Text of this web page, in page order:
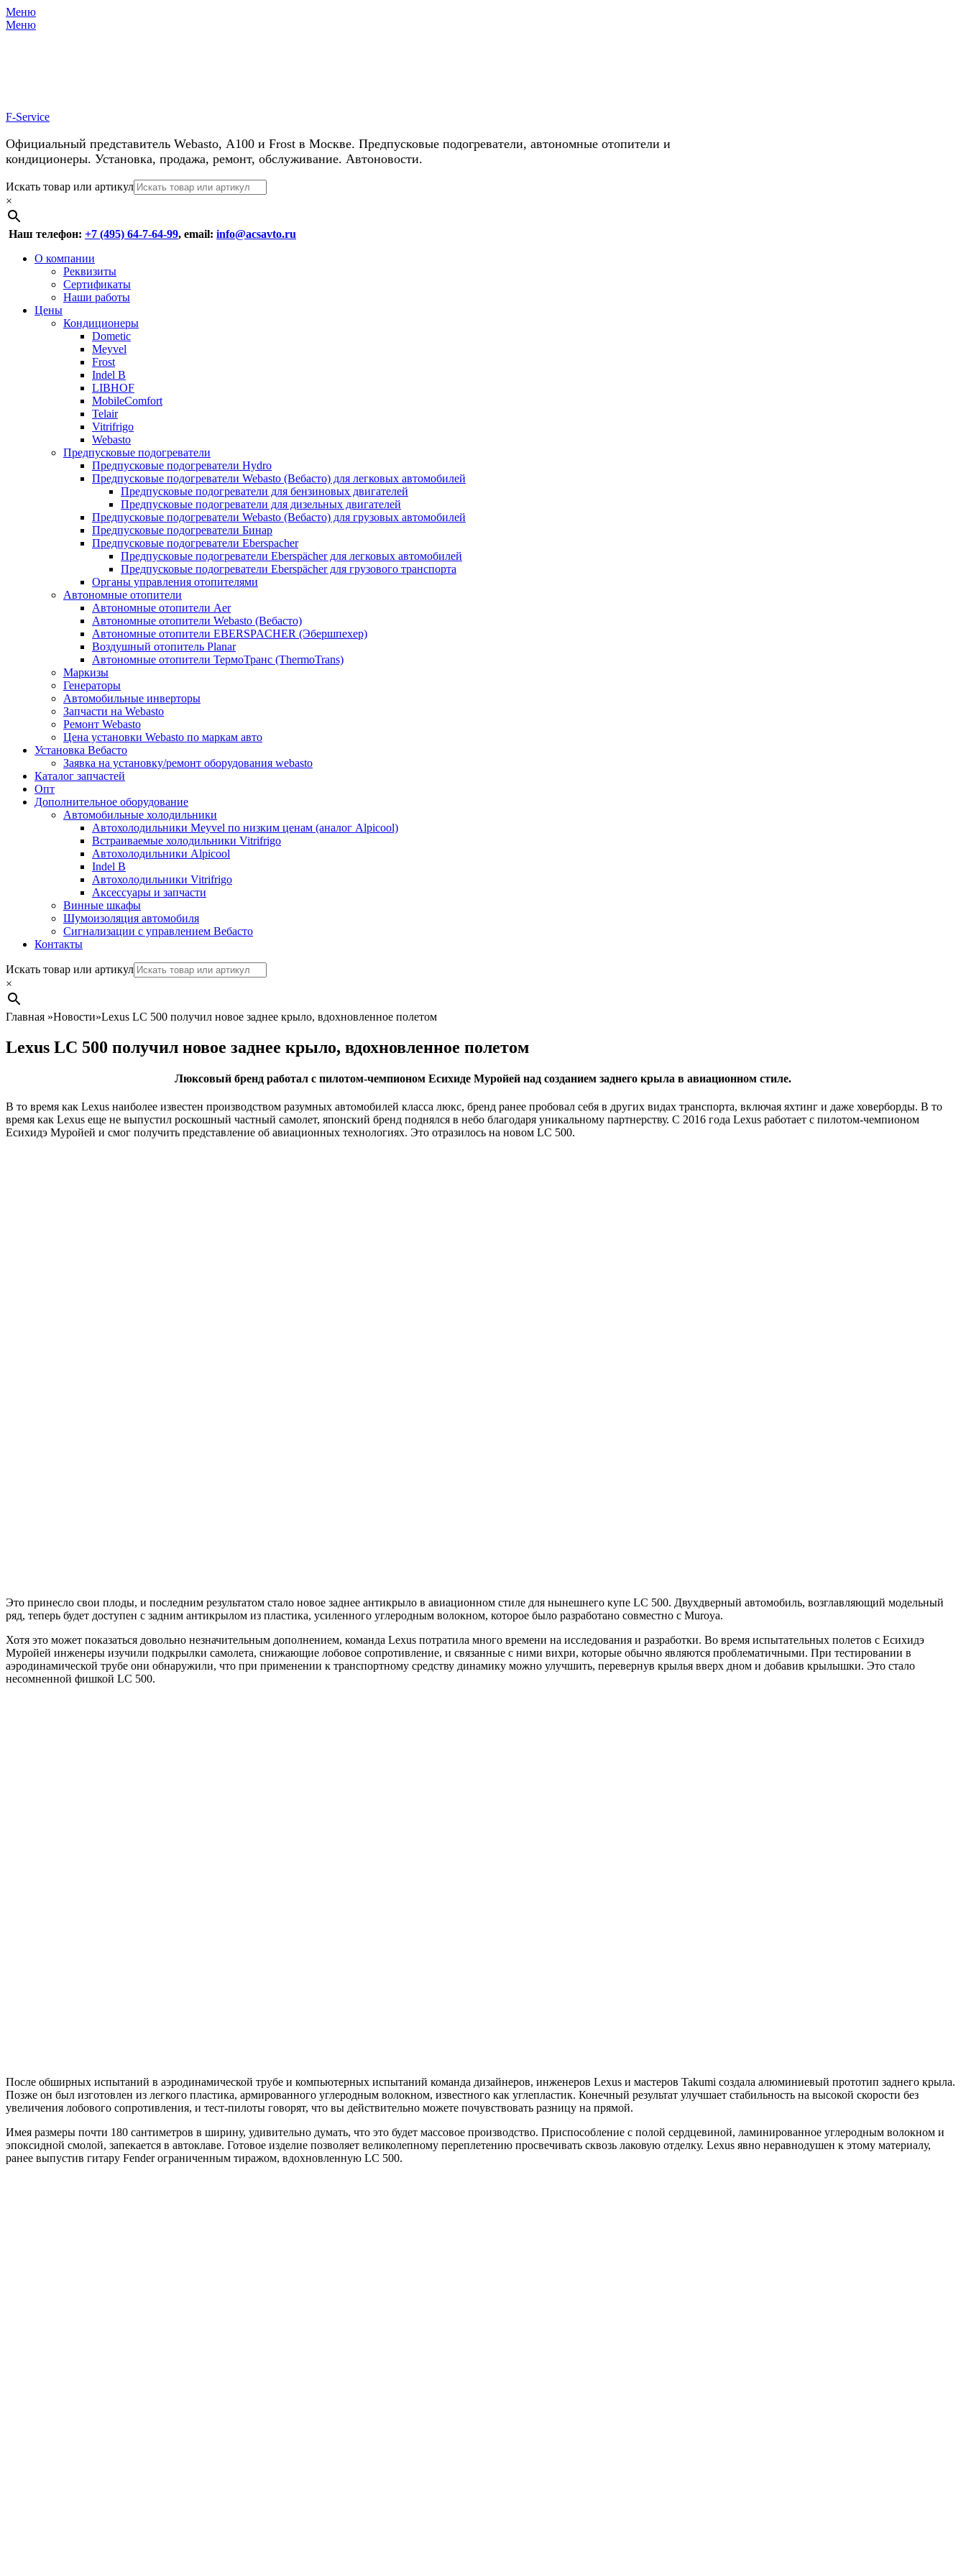
Меню
Меню
F-Service
Официальный представитель Webasto, А100 и Frost в Москве. Предпусковые подогреватели, автономные отопители и
кондиционеры. Установка, продажа, ремонт, обслуживание. Автоновости.
Header
Right
Menu
Перейти
к
содержимому
Искать товар или артикул
×
Наш телефон: +7 (495) 64-7-64-99, email: info@acsavto.ru
Основное
Перейти
содержимому
О компании
Реквизиты
Сертификаты
Наши работы
Цены
Кондиционеры
Dometic
Meyvel
Frost
Indel B
LIBHOF
MobileComfort
Telair
Vitrifrigo
Webasto
Предпусковые подогреватели
Предпусковые подогреватели Hydro
Предпусковые подогреватели Webasto (Вебасто) для легковых автомобилей
Предпусковые подогреватели для бензиновых двигателей
Предпусковые подогреватели для дизельных двигателей
Предпусковые подогреватели Webasto (Вебасто) для грузовых автомобилей
Предпусковые подогреватели Бинар
Предпусковые подогреватели Eberspacher
Предпусковые подогреватели Eberspächer для легковых автомобилей
Предпусковые подогреватели Eberspächer для грузового транспорта
Органы управления отопителями
Автономные отопители
Автономные отопители Аer
Автономные отопители Webasto (Вебасто)
Автономные отопители EBERSPACHER (Эбершпехер)
Воздушный отопитель Planar
Автономные отопители ТермоТранс (ThermoTrans)
Маркизы
Генераторы
Автомобильные инверторы
Запчасти на Webasto
Ремонт Webasto
Цена установки Webasto по маркам авто
Установка Вебасто
Заявка на установку/ремонт оборудования webasto
Каталог запчастей
Опт
Дополнительное оборудование
Автомобильные холодильники
Автохолодильники Meyvel по низким ценам (аналог Alpicool)
Встраиваемые холодильники Vitrifrigo
Автохолодильники Alpicool
Indel B
Автохолодильники Vitrifrigo
Аксессуары и запчасти
Винные шкафы
Шумоизоляция автомобиля
Сигнализации с управлением Вебасто
Контакты
Search
Искать товар или артикул
×
Главная »Новости»Lexus LC 500 получил новое заднее крыло, вдохновленное полетом
Lexus LC 500 получил новое заднее крыло, вдохновленное полетом
Люксовый бренд работал с пилотом-чемпионом Есихиде Муройей над созданием заднего крыла в авиационном стиле.
В то время как Lexus наиболее известен производством разумных автомобилей класса люкс, бренд ранее пробовал себя в других видах транспорта, включая яхтинг и даже ховерборды. В то
время как Lexus еще не выпустил роскошный частный самолет, японский бренд поднялся в небо благодаря уникальному партнерству. С 2016 года Lexus работает с пилотом-чемпионом
Есихидэ Муройей и смог получить представление об авиационных технологиях. Это отразилось на новом LC 500.
Это принесло свои плоды, и последним результатом стало новое заднее антикрыло в авиационном стиле для нынешнего купе LC 500. Двухдверный автомобиль, возглавляющий модельный
ряд, теперь будет доступен с задним антикрылом из пластика, усиленного углеродным волокном, которое было разработано совместно с Muroya.
Хотя это может показаться довольно незначительным дополнением, команда Lexus потратила много времени на исследования и разработки. Во время испытательных полетов с Есихидэ
Муройей инженеры изучили подкрылки самолета, снижающие лобовое сопротивление, и связанные с ними вихри, которые обычно являются проблематичными. При тестировании в
аэродинамической трубе они обнаружили, что при применении к транспортному средству динамику можно улучшить, перевернув крылья вверх дном и добавив крылышки. Это стало
несомненной фишкой LC 500.
После обширных испытаний в аэродинамической трубе и компьютерных испытаний команда дизайнеров, инженеров Lexus и мастеров Takumi создала алюминиевый прототип заднего крыла.
Позже он был изготовлен из легкого пластика, армированного углеродным волокном, известного как углепластик. Конечный результат улучшает стабильность на высокой скорости без
увеличения лобового сопротивления, и тест-пилоты говорят, что вы действительно можете почувствовать разницу на прямой.
Имея размеры почти 180 сантиметров в ширину, удивительно думать, что это будет массовое производство. Приспособление с полой сердцевиной, ламинированное углеродным волокном и
эпоксидной смолой, запекается в автоклаве. Готовое изделие позволяет великолепному переплетению просвечивать сквозь лаковую отделку. Lexus явно неравнодушен к этому материалу,
ранее выпустив гитару Fender ограниченным тиражом, вдохновленную LC 500.